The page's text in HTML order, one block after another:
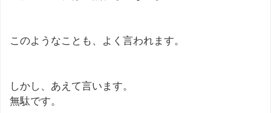
このようなことも、よく言われます。
しかし、あえて言います。
無駄です。